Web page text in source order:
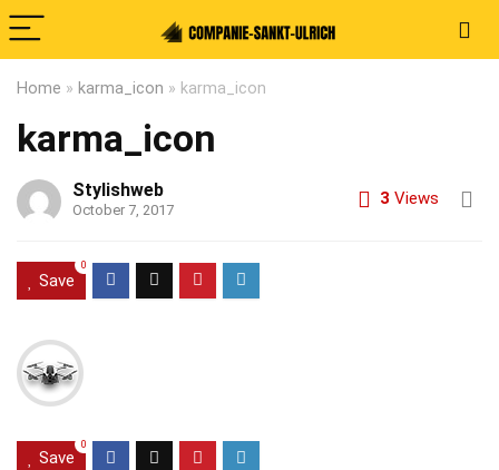
Home » karma_icon » karma_icon
karma_icon
Stylishweb
October 7, 2017
3 Views
Save
0
Save
0